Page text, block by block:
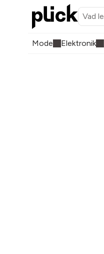
Mode Elektronik